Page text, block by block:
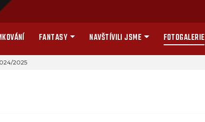
FANTASY NAVŠTÍVILI JSME FOTOGALERIE
2025